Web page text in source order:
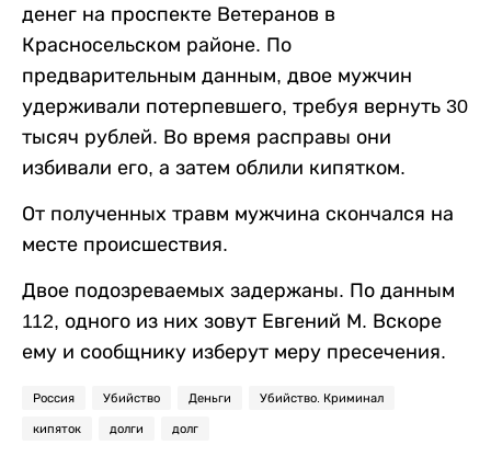
денег на проспекте Ветеранов в
Красносельском районе. По
предварительным данным, двое мужчин
удерживали потерпевшего, требуя вернуть 30
тысяч рублей. Во время расправы они
избивали его, а затем облили кипятком.
От полученных травм мужчина скончался на
месте происшествия.
Двое подозреваемых задержаны. По данным
112, одного из них зовут Евгений М. Вскоре
ему и сообщнику изберут меру пресечения.
Россия Убийство Деньги Убийство. Криминал
кипяток долги долг